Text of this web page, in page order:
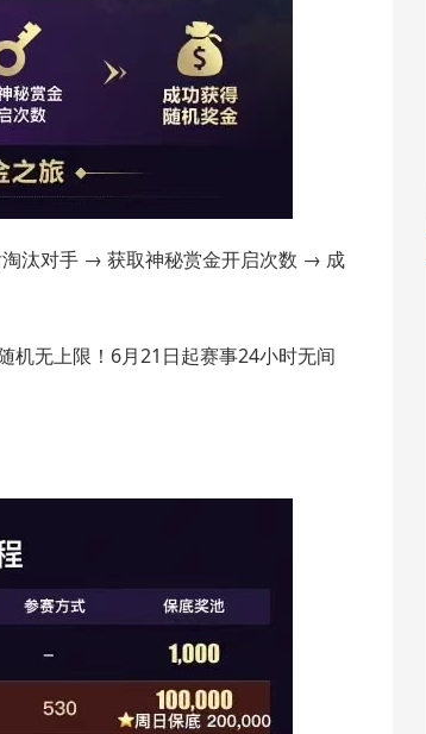
汰对手 → 获取神秘赏金开启次数 → 成
机无上限！6月21日起赛事24小时无间